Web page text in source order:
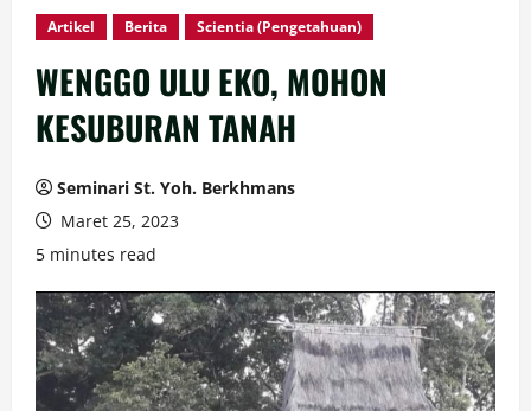
Artikel Berita Scientia (Pengetahuan)
WENGGO ULU EKO, MOHON
KESUBURAN TANAH
Seminari St. Yoh. Berkhmans
Maret 25, 2023
5 minutes read